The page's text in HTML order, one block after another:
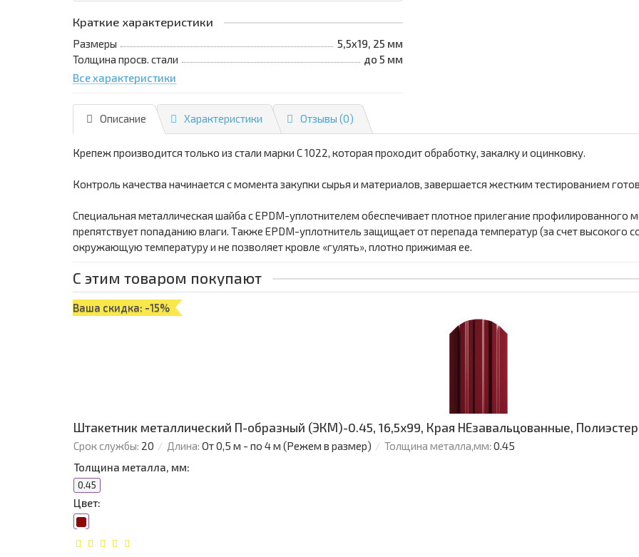
Краткие характеристики
Размеры
5,5х19, 25 мм
Толщина просв. стали
до 5 мм
Все характеристики
Описание Характеристики Отзывы (0)
Крепеж производится только из стали марки С 1022, которая проходит обработку, закалку и оцинковку.
Контроль качества начинается с момента закупки сырья и материалов, завершается жестким тестированием
Специальная металлическая шайба с ЕРDМ-уплотнителем обеспечивает плотное прилегание профилированного
препятствует попаданию влаги. Также ЕРDМ-уплотнитель защищает от перепада температур (за счет высокого
окружающую температуру и не позволяет кровле «гулять», плотно прижимая ее.
С этим товаром покупают
Ваша скидка: -15%
Штакетник металлический П-образный (ЭКМ)-0.45, 16,5х99, Края НЕзавальцованные, Полиэстер
Срок службы: 20 Длина: От 0,5 м - по 4 м (Режем в размер) Толщина металла,мм: 0.45
Толщина металла, мм:
0.45
Цвет: